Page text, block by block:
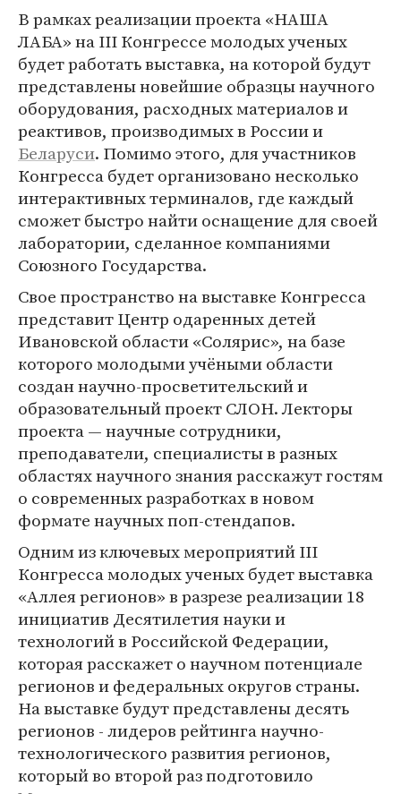
В рамках реализации проекта «НАША
ЛАБА» на III Конгрессе молодых ученых
будет работать выставка, на которой будут
представлены новейшие образцы научного
оборудования, расходных материалов и
реактивов, производимых в России и
Беларуси. Помимо этого, для участников
Конгресса будет организовано несколько
интерактивных терминалов, где каждый
сможет быстро найти оснащение для своей
лаборатории, сделанное компаниями
Союзного Государства.
Свое пространство на выставке Конгресса
представит Центр одаренных детей
Ивановской области «Солярис», на базе
которого молодыми учёными области
создан научно-просветительский и
образовательный проект СЛОН. Лекторы
проекта — научные сотрудники,
преподаватели, специалисты в разных
областях научного знания расскажут гостям
о современных разработках в новом
формате научных поп-стендапов.
Одним из ключевых мероприятий III
Конгресса молодых ученых будет выставка
«Аллея регионов» в разрезе реализации 18
инициатив Десятилетия науки и
технологий в Российской Федерации,
которая расскажет о научном потенциале
регионов и федеральных округов страны.
На выставке будут представлены десять
регионов - лидеров рейтинга научно-
технологического развития регионов,
который во второй раз подготовило